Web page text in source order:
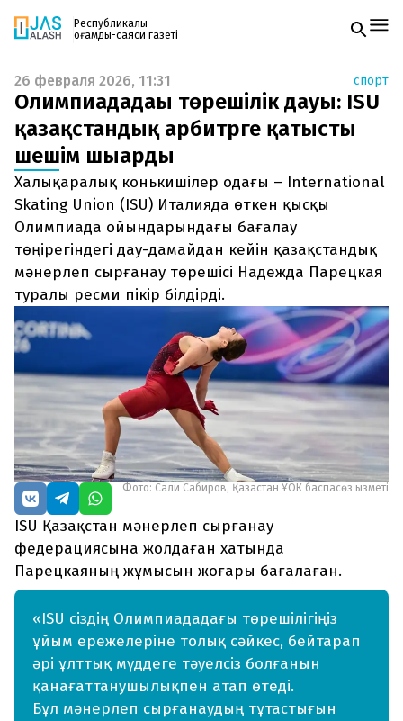
Республикалық
қоғамдық-саяси газеті
Жаңалықтар
Спорт
Live
Руханият
Аймақ
Архив
Заң және тәртіп
Редакциямен байланыс
+7 708 604 51 06
Жарнама бөлімі
+7 701 220 64 52
Пошта
zhasalash100@gmail.com
Газетке жазылу
PDF форматтағы газетті ай сайын электронды
поштаңызға алып отырыңыз. Жаңа нөмір
шыққан сәтте сізге бірден жіберіледі. Тек email
енгізіңіз, біз қалғанын өзіміз жібереміз.
26 февраля 2026, 11:31 спорт
Олимпиададағы төрешілік дауы: ISU
қазақстандық арбитрге қатысты
шешім шығарды
Халықаралық конькишілер одағы – International
Skating Union (ISU) Италияда өткен қысқы
Олимпиада ойындарындағы бағалау
төңірегіндегі дау-дамайдан кейін қазақстандық
мәнерлеп сырғанау төрешісі Надежда Парецкая
туралы ресми пікір білдірді.
Фото: Сали Сабиров, Қазақстан ҰОК баспасөз қызметі
ISU Қазақстан мәнерлеп сырғанау
федерациясына жолдаған хатында
Парецкаяның жұмысын жоғары бағалаған.
«ISU сіздің Олимпиададағы төрешілігіңіз
ұйым ережелеріне толық сәйкес, бейтарап
әрі ұлттық мүддеге тәуелсіз болғанын
қанағаттанушылықпен атап өтеді.
Бұл мәнерлеп сырғанаудың тұтастығын